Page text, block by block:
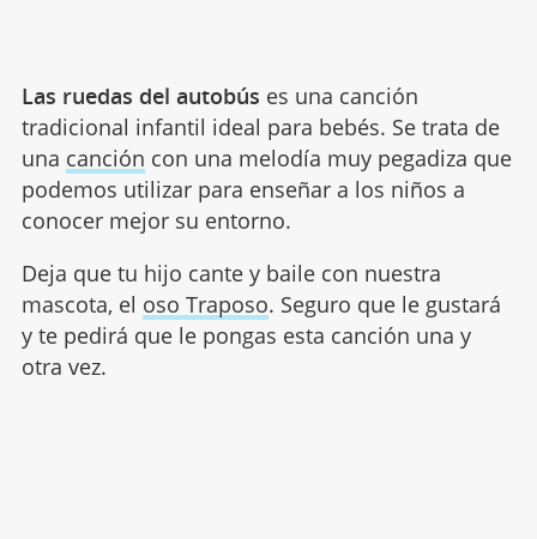
Las ruedas del autobús es una canción
tradicional infantil ideal para bebés. Se trata de
una canción con una melodía muy pegadiza que
podemos utilizar para enseñar a los niños a
conocer mejor su entorno.
Deja que tu hijo cante y baile con nuestra
mascota, el oso Traposo. Seguro que le gustará
y te pedirá que le pongas esta canción una y
otra vez.